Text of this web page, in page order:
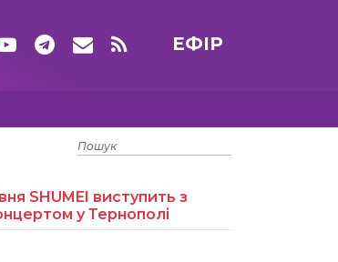
ЕФІР
15 ТРАВНЯ
SHUMEI виступить з
у Тернополі